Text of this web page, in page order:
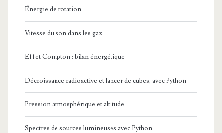
Énergie de rotation
Vitesse du son dans les gaz
Effet Compton : bilan énergétique
Décroissance radioactive et lancer de cubes, avec Python
Pression atmosphérique et altitude
Spectres de sources lumineuses avec Python